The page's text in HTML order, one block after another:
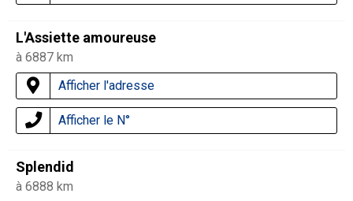
L'Assiette amoureuse
à 6887 km
Afficher l'adresse
Afficher le N°
Splendid
à 6888 km